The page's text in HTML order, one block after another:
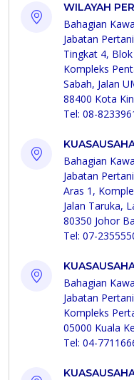
WILAYAH
Bahagian
Jabatan
Tingkat 4,
Kompleks
Sabah, Jalan
88400 Kota
Tel: 08-
Bahagian
Jabatan
Aras 1,
Jalan Taruka,
80350 Johor
Tel: 07-
Bahagian
Jabatan
Kompleks
05000 Kuala
Tel: 04-